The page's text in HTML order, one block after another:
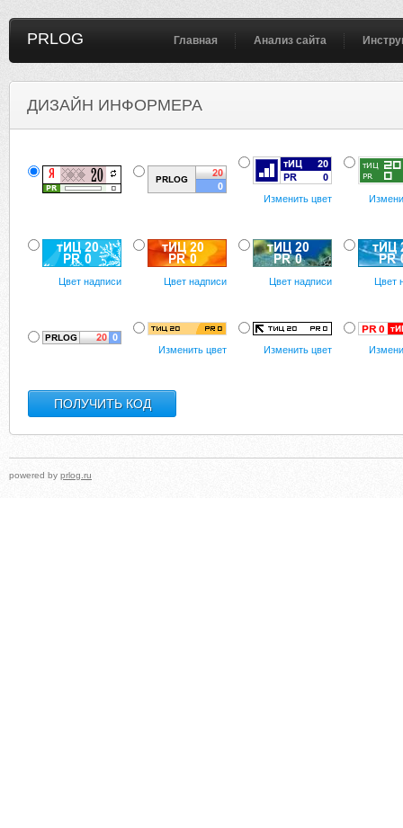
PRLOG Главная Анализ сайта
ДИЗАЙН ИНФОРМЕРА
Изменить цвет
Цвет надписи Цвет надписи Цвет надписи Цвет
Изменить цвет Изменить цвет
powered by prlog.ru